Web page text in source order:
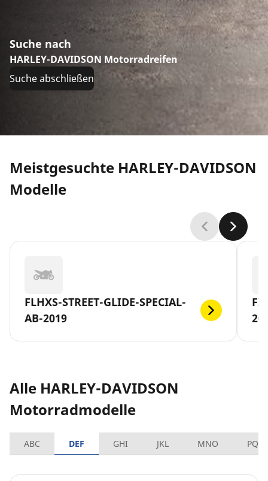
Suche nach
HARLEY-DAVIDSON Motorradreifen
Suche abschließen
Meistgesuchte HARLEY-DAVIDSON
Modelle
FLHXS-STREET-GLIDE-SPECIAL-
AB-2019
Alle HARLEY-DAVIDSON
Motorradmodelle
ABC DEF GHI JKL MNO PQRS